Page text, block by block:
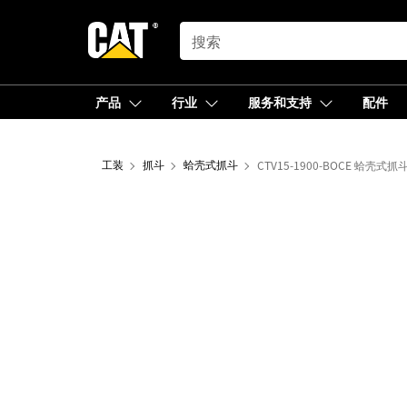
SEARCH
产品 行业 服务和支持 配件
工装 抓斗 蛤壳式抓斗 CTV15-1900-BOCE 蛤壳式抓